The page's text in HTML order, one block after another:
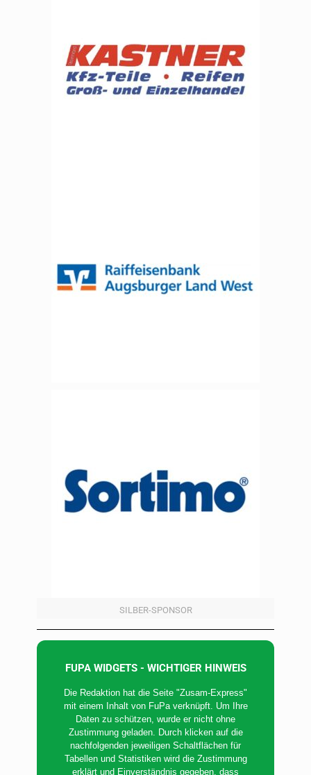
SILBER-SPONSOR
FUPA WIDGETS - WICHTIGER HINWEIS
Die Redaktion hat die Seite "Zusam-Express"
mit einem Inhalt von FuPa verknüpft. Um Ihre
Daten zu schützen, wurde er nicht ohne
Zustimmung geladen. Durch klicken auf die
nachfolgenden jeweiligen Schaltflächen für
Tabellen und Statistiken wird die Zustimmung
erklärt und Einverständnis gegeben, dass